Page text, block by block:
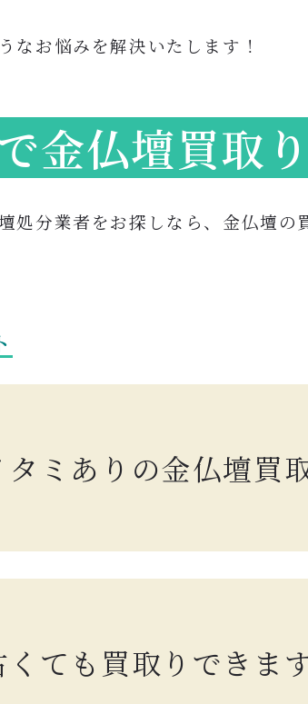
なお悩みを解決いたします！
金仏壇買取
処分業者をお探しなら、金仏壇の
タミありの金仏壇買
くても買取りできま